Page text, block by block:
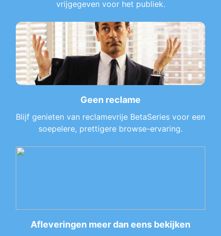
vrijgegeven voor het publiek.
Geen reclame
Blijf genieten van reclamevrije BetaSeries voor een
soepelere, prettigere browse-ervaring.
Afleveringen meer dan eens bekijken